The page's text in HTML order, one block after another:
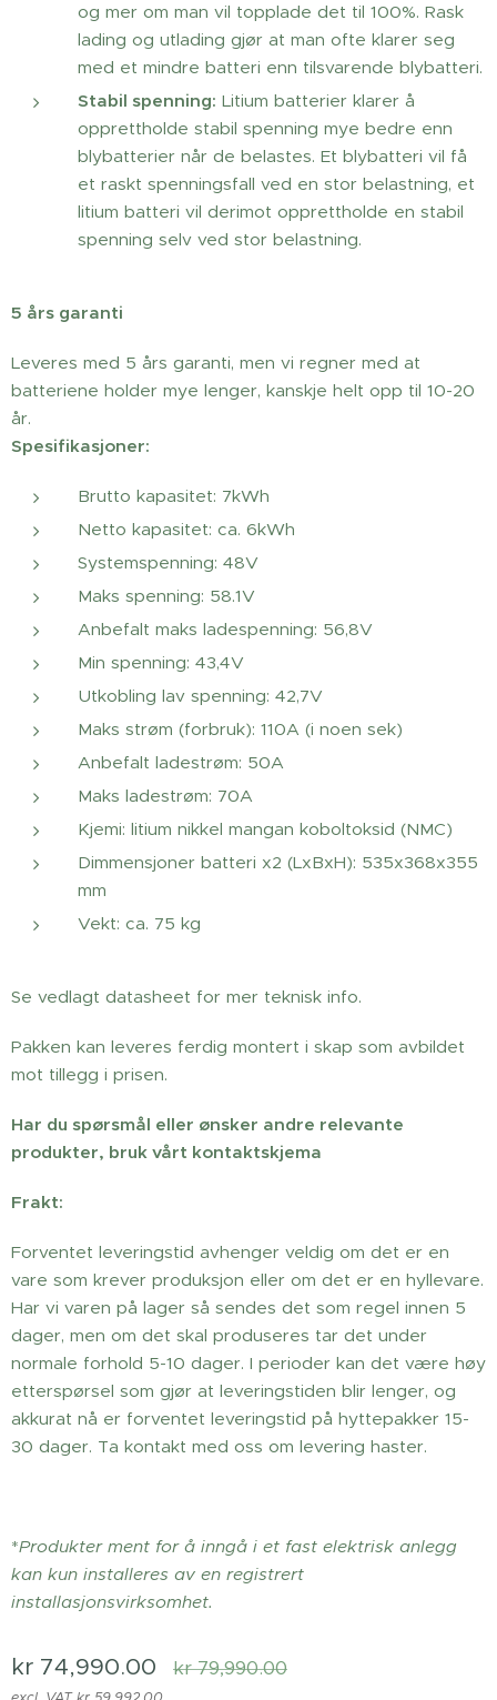
og mer om man vil topplade det til 100%. Rask
lading og utlading gjør at man ofte klarer seg
med et mindre batteri enn tilsvarende blybatteri.
Stabil spenning: Litium batterier klarer å
opprettholde stabil spenning mye bedre enn
blybatterier når de belastes. Et blybatteri vil få
et raskt spenningsfall ved en stor belastning, et
litium batteri vil derimot opprettholde en stabil
spenning selv ved stor belastning.
5 års garanti
Leveres med 5 års garanti, men vi regner med at
batteriene holder mye lenger, kanskje helt opp til 10-20
år.
Spesifikasjoner:
Brutto kapasitet: 7kWh
Netto kapasitet: ca. 6kWh
Systemspenning: 48V
Maks spenning: 58.1V
Anbefalt maks ladespenning: 56,8V
Min spenning: 43,4V
Utkobling lav spenning: 42,7V
Maks strøm (forbruk): 110A (i noen sek)
Anbefalt ladestrøm: 50A
Maks ladestrøm: 70A
Kjemi: litium nikkel mangan koboltoksid (NMC)
Dimmensjoner batteri x2 (LxBxH): 535x368x355
mm
Vekt: ca. 75 kg
Se vedlagt datasheet for mer teknisk info.
Pakken kan leveres ferdig montert i skap som avbildet
mot tillegg i prisen.
Har du spørsmål eller ønsker andre relevante
produkter, bruk vårt kontaktskjema
Frakt:
Forventet leveringstid avhenger veldig om det er en
vare som krever produksjon eller om det er en hyllevare.
Har vi varen på lager så sendes det som regel innen 5
dager, men om det skal produseres tar det under
normale forhold 5-10 dager. I perioder kan det være høy
etterspørsel som gjør at leveringstiden blir lenger, og
akkurat nå er forventet leveringstid på hyttepakker 15-
30 dager. Ta kontakt med oss om levering haster.
*Produkter ment for å inngå i et fast elektrisk anlegg
kan kun installeres av en registrert
installasjonsvirksomhet.
kr 74,990.00 kr79,990.00